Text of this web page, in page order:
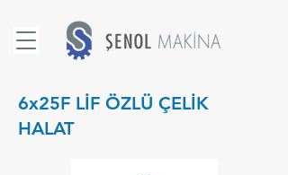
6x25F LİF ÖZLÜ ÇELİK
HALAT